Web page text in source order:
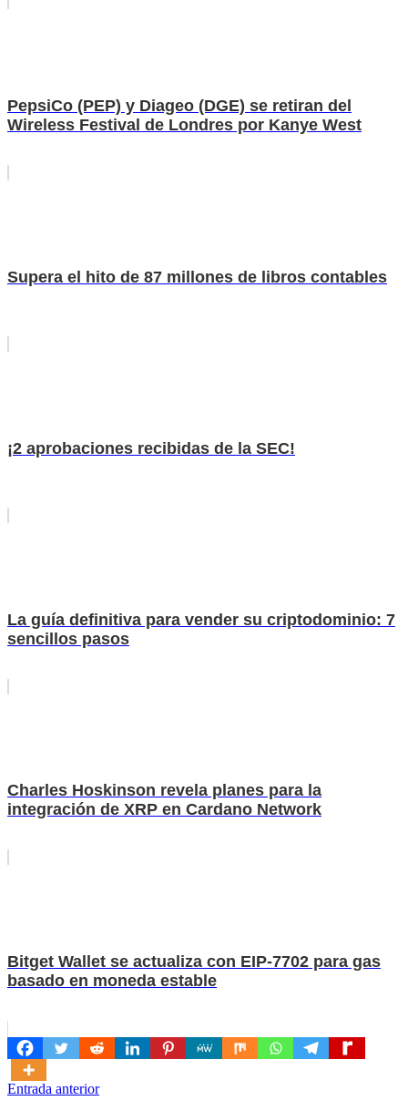
PepsiCo (PEP) y Diageo (DGE) se retiran del
Wireless Festival de Londres por Kanye West
Supera el hito de 87 millones de libros contables
¡2 aprobaciones recibidas de la SEC!
La guía definitiva para vender su criptodominio: 7
sencillos pasos
Charles Hoskinson revela planes para la
integración de XRP en Cardano Network
Bitget Wallet se actualiza con EIP-7702 para gas
basado en moneda estable
Navegación
Entrada anterior